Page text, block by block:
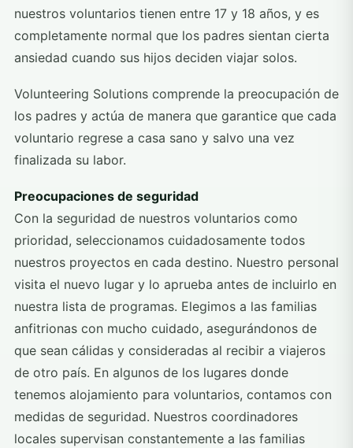
nuestros voluntarios tienen entre 17 y 18 años, y es
completamente normal que los padres sientan cierta
ansiedad cuando sus hijos deciden viajar solos.
Volunteering Solutions comprende la preocupación de
los padres y actúa de manera que garantice que cada
voluntario regrese a casa sano y salvo una vez
finalizada su labor.
Preocupaciones de seguridad
Con la seguridad de nuestros voluntarios como
prioridad, seleccionamos cuidadosamente todos
nuestros proyectos en cada destino. Nuestro personal
visita el nuevo lugar y lo aprueba antes de incluirlo en
nuestra lista de programas. Elegimos a las familias
anfitrionas con mucho cuidado, asegurándonos de
que sean cálidas y consideradas al recibir a viajeros
de otro país. En algunos de los lugares donde
tenemos alojamiento para voluntarios, contamos con
medidas de seguridad. Nuestros coordinadores
locales supervisan constantemente a las familias